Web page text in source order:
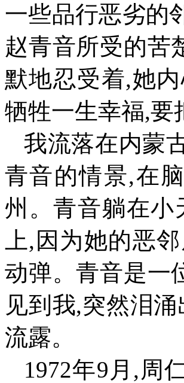
一些品行恶劣的
赵青音所受的苦
默地忍受着,她
牺牲一生幸福,要
我流落在内蒙
青音的情景,在
州。青音躺在
上, 因为她的恶
动弹。青音是一
见到我,突然泪
流露。
1972年9 月 ,周